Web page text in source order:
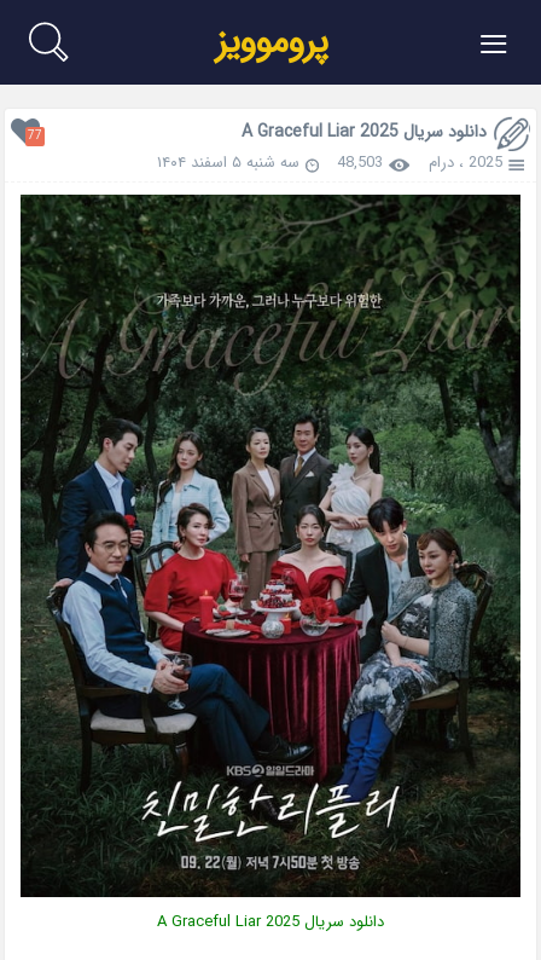
≡ پروموویز
دانلود سریال A Graceful Liar 2025 77
2025 ،درام 48,503 سه شنبه ۵ اسفند ۱۴۰۴
دانلود سریال A Graceful Liar2025